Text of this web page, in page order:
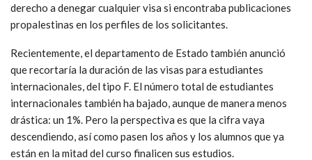
derecho a denegar cualquier visa si encontraba publicaciones
propalestinas en los perfiles de los solicitantes.
Recientemente, el departamento de Estado también anunció
que recortaría la duración de las visas para estudiantes
internacionales, del tipo F. El número total de estudiantes
internacionales también ha bajado, aunque de manera menos
drástica: un 1%. Pero la perspectiva es que la cifra vaya
descendiendo, así como pasen los años y los alumnos que ya
están en la mitad del curso finalicen sus estudios.